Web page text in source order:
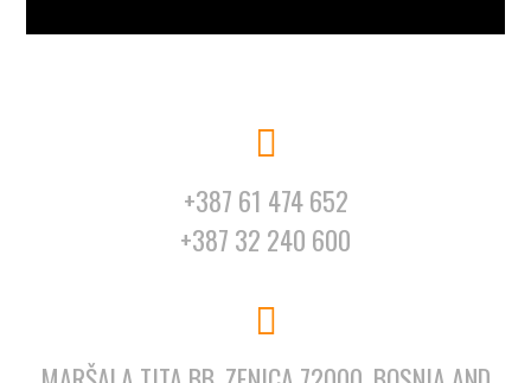
+387 61 474 652
+387 32 240 600